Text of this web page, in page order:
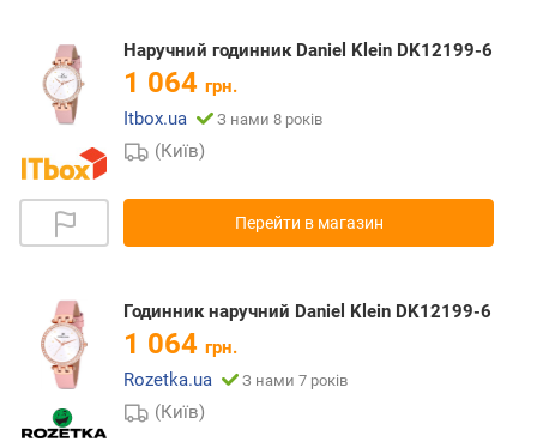
Наручний годинник Daniel Klein DK12199-6
1 064 грн.
Itbox.ua
З нами 8 років
(Київ)
Перейти в магазин
Годинник наручний Daniel Klein DK12199-6
1 064 грн.
Rozetka.ua
З нами 7 років
(Київ)